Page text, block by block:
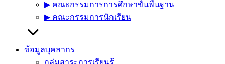
▶︎ คณะกรรมการการศึกษาขั้นพื้นฐาน
▶︎ คณะกรรมการนักเรียน
ข้อมูลบุคลากร
กลุ่มสาระการเรียนรู้